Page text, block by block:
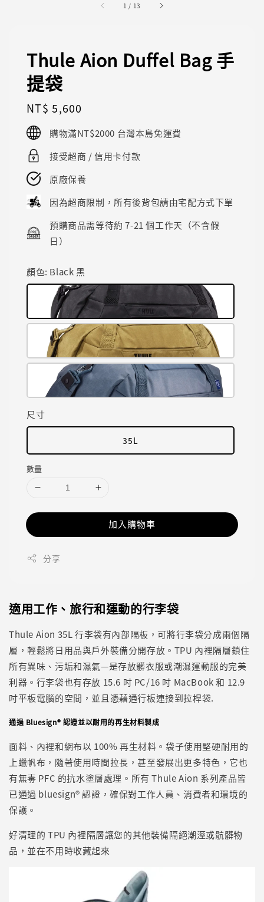
1 / 13
Thule Aion Duffel Bag 手
提袋
Regular
price
NT$ 5,600
購物滿NT$2000 台灣本島免運費
接受超商 / 信用卡付款
原廠保養
因為超商限制，所有後背包請由宅配方式下單
預購商品需等待約 7-21 個工作天（不含假
日）
顏色: Black 黑
尺寸
35L
數量
加入購物車
分享
適用工作、旅行和運動的行李袋
Thule Aion 35L 行李袋有內部隔板，可將行李袋分成兩個隔
層，輕鬆將日用品與戶外裝備分開存放。TPU 內裡隔層鎖住
所有異味、污垢和濕氣—是存放髒衣服或潮濕運動服的完美
利器。行李袋也有存放 15.6 吋 PC/16 吋 MacBook 和 12.9
吋平板電腦的空間，並且憑藉通行板連接到拉桿袋.
通過 Bluesign® 認證並以耐用的再生材料製成
面料、內裡和網布以 100% 再生材料。袋子使用堅硬耐用的
上蠟帆布，隨著使用時間拉長，甚至發展出更多特色，它也
有無毒 PFC 的抗水塗層處理。所有 Thule Aion 系列產品皆
已通過 bluesign® 認證，確保對工作人員、消費者和環境的
保護。
好清理的 TPU 內裡隔層讓您的其他裝備隔絕潮溼或骯髒物
品，並在不用時收藏起來